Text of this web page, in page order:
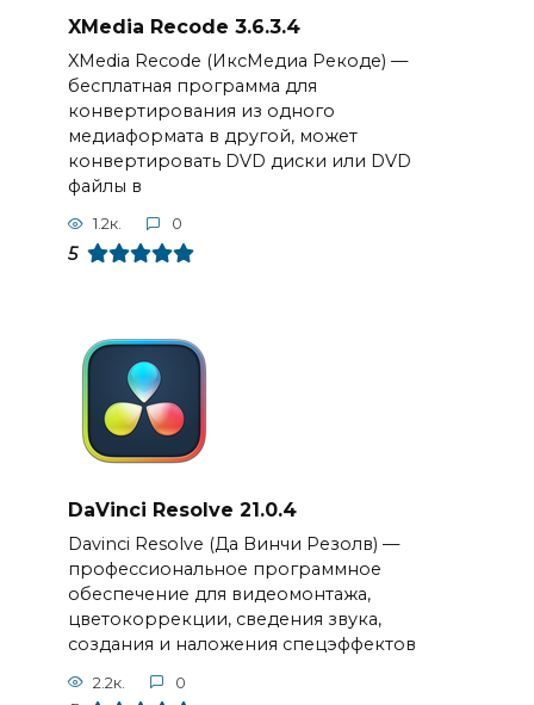
XMedia Recode 3.6.3.4
XMedia Recode (ИксМедиа Рекоде) —
бесплатная программа для
конвертирования из одного
медиаформата в другой, может
конвертировать DVD диски или DVD
файлы в
1.2к. 0
5
DaVinci Resolve 21.0.4
Davinci Resolve (Да Винчи Резолв) —
профессиональное программное
обеспечение для видеомонтажа,
цветокоррекции, сведения звука,
создания и наложения спецэффектов
2.2к. 0